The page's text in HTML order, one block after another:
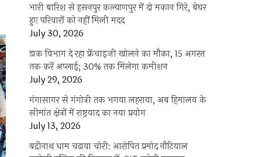
भारी बारिश से हसनपुर कल्याणपुर में दो मकान गिरे, बेघर
हुए परिवारों को नहीं मिली मदद
July 30, 2026
डाक विभाग दे रहा फ्रेंचाइजी खोलने का मौका, 15 अगस्त
तक करें अप्लाई; 30% तक मिलेगा कमीशन
July 29, 2026
गंगासागर से गंगोत्री तक भगवा लहराया, अब हिमालय के
सीमांत क्षेत्रों में राष्ट्रवाद का नया प्रयोग
July 13, 2026
बद्रीनाथ धाम चढ़ावा चोरी: आरोपित प्रमोद नौटियाल